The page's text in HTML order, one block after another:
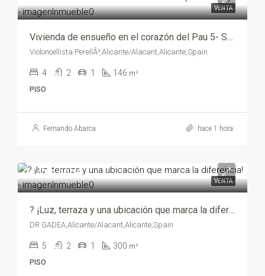
VENTA
Vivienda de ensueño en el corazón del Pau 5- San Juan – opt00744-7569
Violoncellista PerellÃ³,Alicante/Alacant,Alicante,Spain
4 2 1 146 m²
PISO
Fernando Abarca hace 1 hora
VENTA
1,150,000€
? ¡Luz, terraza y una ubicación que marca la diferencia! – sa-01378-5010
DR GADEA,Alicante/Alacant,Alicante,Spain
5 2 1 300 m²
PISO